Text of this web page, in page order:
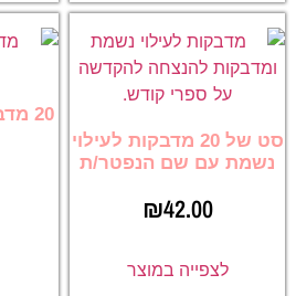
סט של 20 מדבקות לעילוי
נשמת עם שם הנפטר/ת
₪42.00
לצפייה במוצר
20